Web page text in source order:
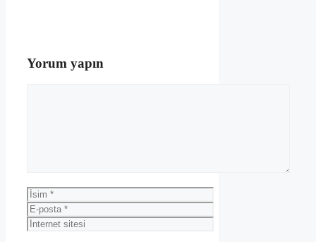
Yorum yapın
İsim
E-
posta
İnternet
sitesi